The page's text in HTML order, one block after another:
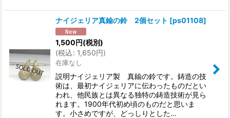
ナイジェリア真鍮の鈴 2個セット [ps01108]
1,500円(税別)
(税込: 1,650円)
在庫なし
説明ナイジェリア製 真鍮の鈴です。鋳造の技
術は、最初ナイジェリアに伝わったものだとい
われ、他民族とは異なる独特の鋳造技術が見ら
れます。1900年代初め頃のものだと思いま
す。小さめですが、どっしりとした…